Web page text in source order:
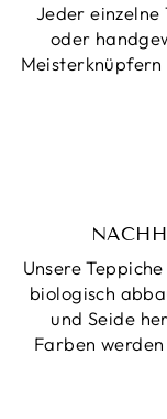
Jeder einzelne
oder
Unsere
biologisch
und Seide
Farben